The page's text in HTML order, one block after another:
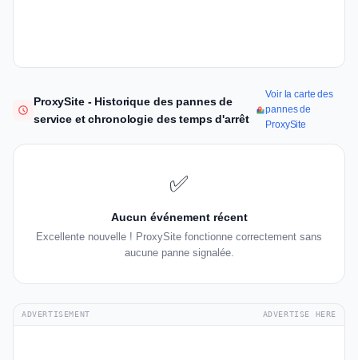
ProxySite - Historique des pannes de
service et chronologie des temps d'arrêt
Voir la carte des
pannes de
ProxySite
✅
Aucun événement récent
Excellente nouvelle ! ProxySite fonctionne correctement sans
aucune panne signalée.
ADVERTISEMENT ADVERTISE HERE